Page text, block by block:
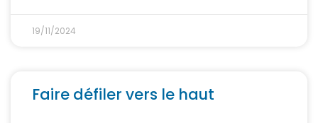
19/11/2024
Faire défiler vers le haut